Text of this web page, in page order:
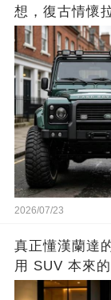
想，復古情懷
2026/07/23
真正懂漢蘭達
用 SUV 本來